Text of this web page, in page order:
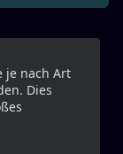
je nach Art
Dies